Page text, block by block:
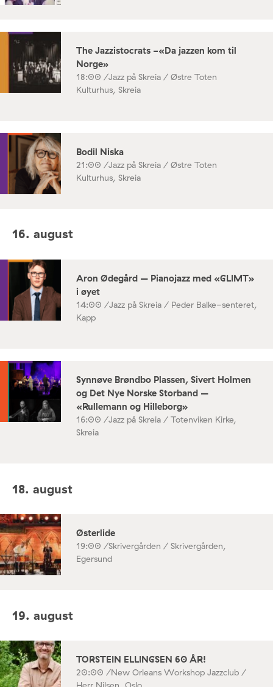
The Jazzistocrats -«Da jazzen kom til
Norge»
18:00 /Jazz på Skreia / Østre Toten
Kulturhus, Skreia
Bodil Niska
21:00 /Jazz på Skreia / Østre Toten
Kulturhus, Skreia
16. august
Aron Ødegård – Pianojazz med «GLIMT»
i øyet
14:00 /Jazz på Skreia / Peder Balke-senteret,
Kapp
Synnøve Brøndbo Plassen, Sivert Holmen
og Det Nye Norske Storband –
«Rullemann og Hilleborg»
16:00 /Jazz på Skreia / Totenviken Kirke,
Skreia
18. august
Østerlide
19:00 /Skrivergården / Skrivergården,
Egersund
19. august
TORSTEIN ELLINGSEN 60 ÅR!
20:00 /New Orleans Workshop Jazzclub /